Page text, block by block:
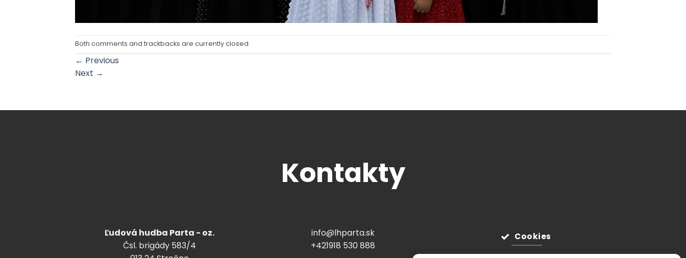
Both comments and trackbacks are currently closed.
← Previous
Next →
Kontakty
Ľudová hudba Parta - oz.
Čsl. brigády 583/4
info@lhparta.sk
+421918 530 888
Cookies